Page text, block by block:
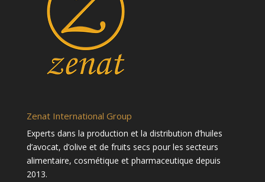
Zenat International Group
Experts dans la production et la distribution d’huiles
d’avocat, d’olive et de fruits secs pour les secteurs
alimentaire, cosmétique et pharmaceutique depuis
2013.